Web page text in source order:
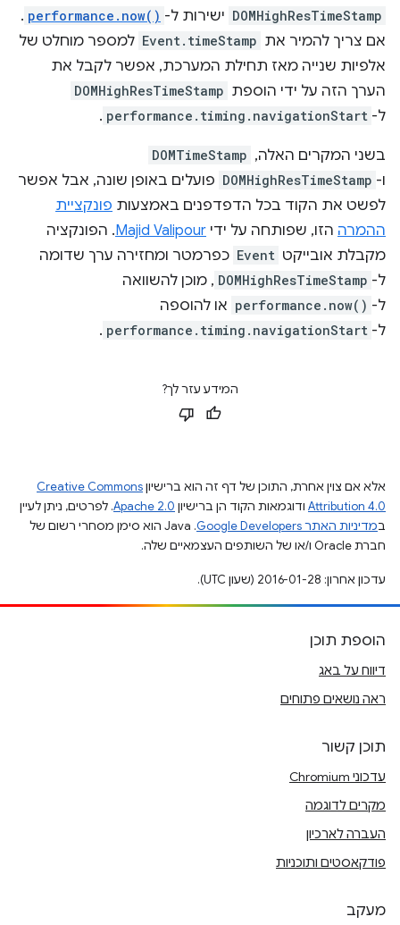
DOMHighResTimeStamp ישירות ל- performance.now()
.
אם צריך להמיר את Event.timeStamp למספר מוחלט של
אלפיות שנייה מאז תחילת המערכת, אפשר לקבל את
הערך הזה על ידי הוספת DOMHighResTimeStamp
ל- performance.timing.navigationStart
.
בשני המקרים האלה, DOMTimeStamp
ו- DOMHighResTimeStamp פועלים באופן שונה, אבל אפשר
לפשט את הקוד בכל הדפדפנים באמצעות פונקציית
ההמרה הזו, שפותחה על ידי Majid Valipour. הפונקציה
מקבלת אובייקט Event כפרמטר ומחזירה ערך שדומה
ל- DOMHighResTimeStamp , מוכן להשוואה
ל- performance.now() או להוספה
ל- performance.timing.navigationStart
.
המידע עזר לך?
אלא אם צוין אחרת, התוכן של דף זה הוא ברישיוןCreative Commons
Attribution 4.0 ודוגמאות הקוד הן ברישיון Apache 2.0. לפרטים, ניתן לעיין
במדיניות האתר Google Developers‏
.‏ Java הוא סימן מסחרי רשום של
חברת Oracle ו/או של השותפים העצמאיים שלה.
עדכון אחרון: 2016-01-28 (שעון UTC).
הוספת תוכן
דיווח על באג
ראה נושאים פתוחים
תוכן קשור
עדכוני Chromium
מקרים לדוגמה
העברה לארכיון
פודקאסטים ותוכניות
מעקב